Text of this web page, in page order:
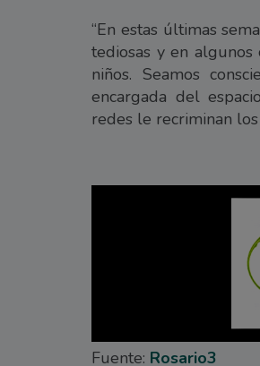
“En estas últimas
tediosas y en
niños. Seamos
encargada del
redes le recriminan
Fuente: Rosario3